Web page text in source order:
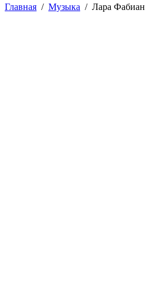
Главная / Музыка / Лара Фабиан